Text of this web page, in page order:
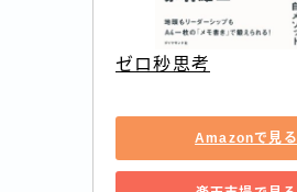
ゼロ秒思考
Amazonで見る